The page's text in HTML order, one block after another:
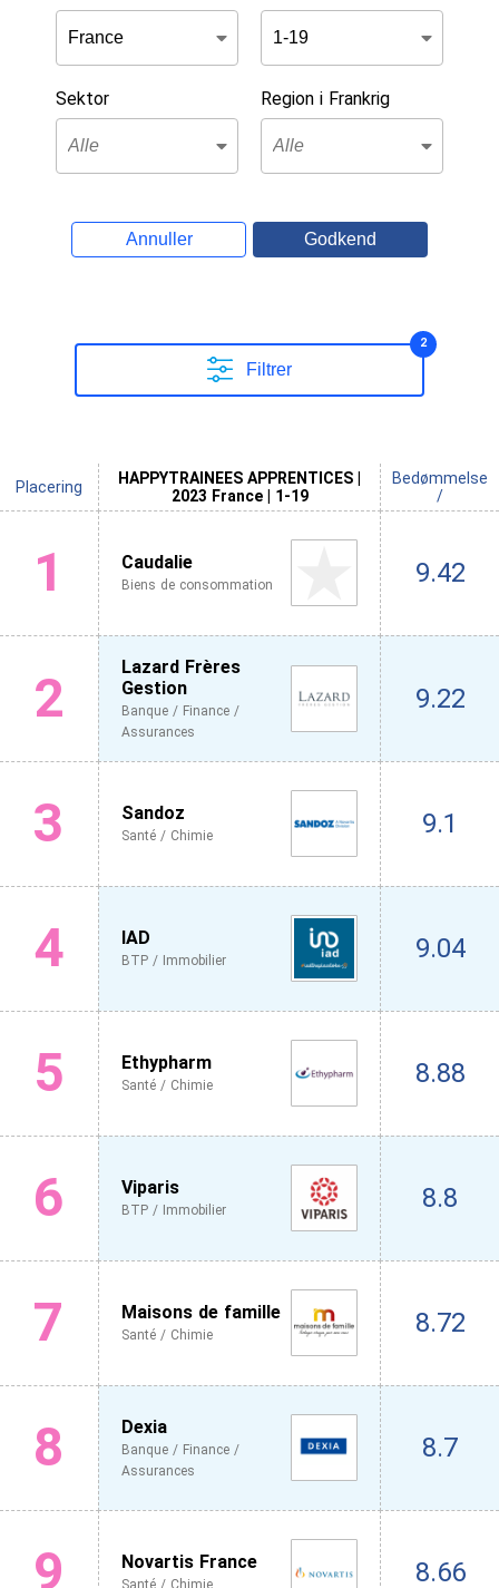
Sektor Region i Frankrig
Annuller Godkend
Filtrer
2
Placering
HAPPYTRAINEES APPRENTICES |
2023 France | 1-19
Bedømmelse
/
1 Caudalie
Biens de consommation 9.42
2
Lazard Frères
Gestion
Banque / Finance /
Assurances
9.22
3 Sandoz
Santé / Chimie 9.1
4 IAD
BTP / Immobilier 9.04
5 Ethypharm
Santé / Chimie 8.88
6 Viparis
BTP / Immobilier 8.8
7 Maisons de famille
Santé / Chimie 8.72
8 Dexia
Banque / Finance /
Assurances
8.7
9 Novartis France 8.66